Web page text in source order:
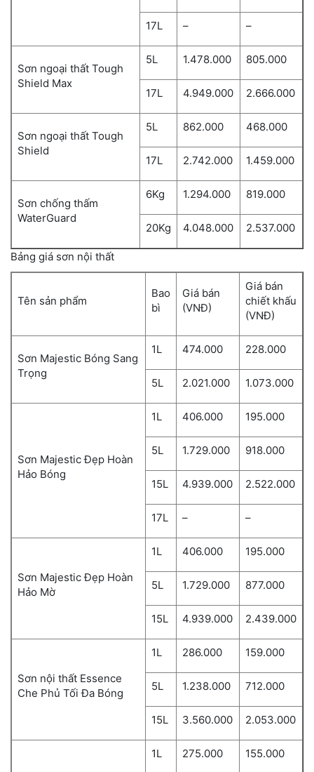
17L – –
Sơn ngoại thất Tough
Shield Max
5L 1.478.000 805.000
17L 4.949.000 2.666.000
Sơn ngoại thất Tough
Shield
5L 862.000 468.000
17L 2.742.000 1.459.000
Sơn chống thấm
WaterGuard
6Kg 1.294.000 819.000
20Kg 4.048.000 2.537.000
Bảng giá sơn nội thất
Tên sản phẩm
Bao
bì
Giá bán
(VNĐ)
Giá bán
chiết khấu
(VNĐ)
Sơn Majestic Bóng Sang
Trọng
1L 474.000 228.000
5L 2.021.000 1.073.000
Sơn Majestic Đẹp Hoàn
Hảo Bóng
1L 406.000 195.000
5L 1.729.000 918.000
15L 4.939.000 2.522.000
17L – –
Sơn Majestic Đẹp Hoàn
Hảo Mờ
1L 406.000 195.000
5L 1.729.000 877.000
15L 4.939.000 2.439.000
Sơn nội thất Essence
Che Phủ Tối Đa Bóng
1L 286.000 159.000
5L 1.238.000 712.000
15L 3.560.000 2.053.000
1L 275.000 155.000